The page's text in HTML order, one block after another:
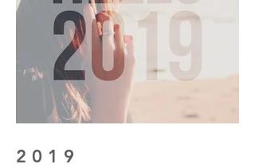
2 0 1 9